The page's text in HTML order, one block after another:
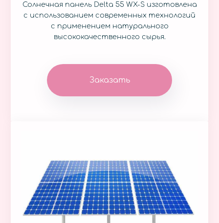
Солнечная панель Delta 55 WX-S изготовлена
с использованием современных технологий
с применением натурального
высококачественного сырья.
Заказать